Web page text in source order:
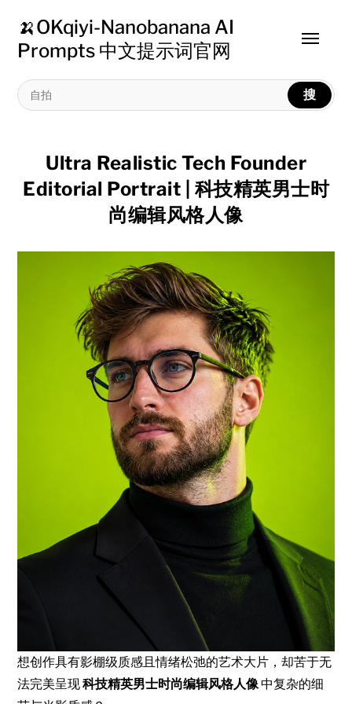
🍌OKqiyi-Nanobanana AI
Prompts 中文提示词官网
搜
Toggle
Ultra Realistic Tech Founder
Editorial Portrait | 科技精英男士时
尚编辑风格人像
想创作具有影棚级质感且情绪松弛的艺术大片，却苦于无
法完美呈现科技精英男士时尚编辑风格人像中复杂的细